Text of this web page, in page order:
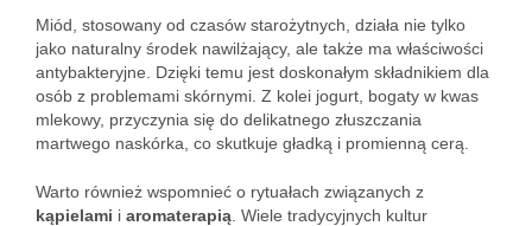
Miód, stosowany od czasów starożytnych, działa nie tylko
jako naturalny środek nawilżający, ale także ma właściwości
antybakteryjne. Dzięki temu jest doskonałym składnikiem dla
osób z problemami skórnymi. Z kolei jogurt, bogaty w kwas
mlekowy, przyczynia się do delikatnego złuszczania
martwego naskórka, co skutkuje gładką i promienną cerą.
Warto również wspomnieć o rytuałach związanych z
kąpielami i aromaterapią . Wiele tradycyjnych kultur